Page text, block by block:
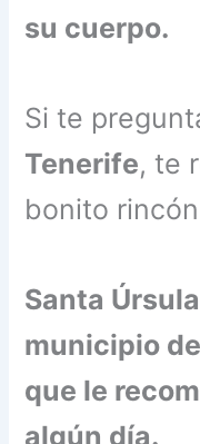
su cuerpo.
Si te
Tenerife, te
bonito
Santa
municipio
que le
algún día.